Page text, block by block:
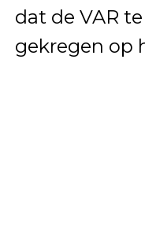
dat de VAR
gekregen op